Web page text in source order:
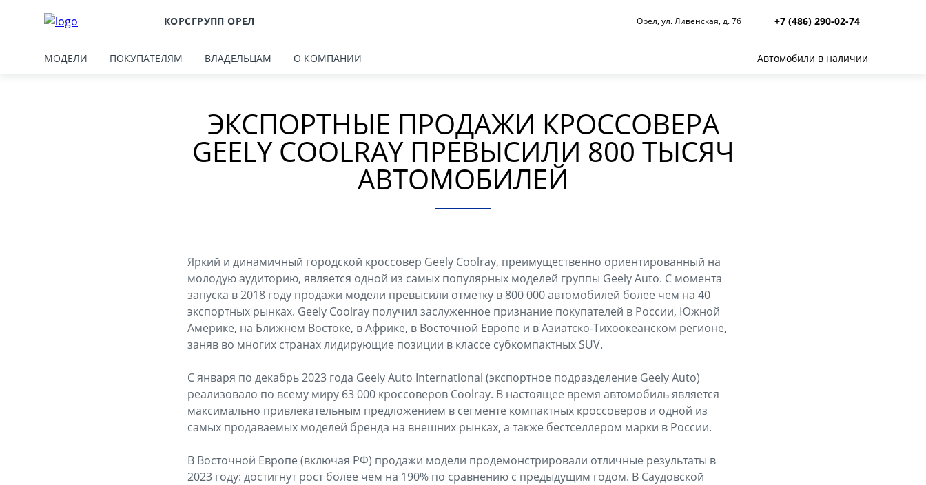
КОРСГРУПП ОРЕЛ Орел, ул. Ливенская, д. 76 +7 (486) 290-02-74
МОДЕЛИ ПОКУПАТЕЛЯМ ВЛАДЕЛЬЦАМ О КОМПАНИИ Автомобили в наличии
ЭКСПОРТНЫЕ ПРОДАЖИ КРОССОВЕРА
GEELY COOLRAY ПРЕВЫСИЛИ 800 ТЫСЯЧ
АВТОМОБИЛЕЙ
Яркий и динамичный городской кроссовер Geely Coolray, преимущественно ориентированный на
молодую аудиторию, является одной из самых популярных моделей группы Geely Auto. С момента
запуска в 2018 году продажи модели превысили отметку в 800 000 автомобилей более чем на 40
экспортных рынках. Geely Coolray получил заслуженное признание покупателей в России, Южной
Америке, на Ближнем Востоке, в Африке, в Восточной Европе и в Азиатско-Тихоокеанском регионе,
заняв во многих странах лидирующие позиции в классе субкомпактных SUV.
С января по декабрь 2023 года Geely Auto International (экспортное подразделение Geely Auto)
реализовало по всему миру 63 000 кроссоверов Coolray. В настоящее время автомобиль является
максимально привлекательным предложением в сегменте компактных кроссоверов и одной из
самых продаваемых моделей бренда на внешних рынках, а также бестселлером марки в России.
В Восточной Европе (включая РФ) продажи модели продемонстрировали отличные результаты в
2023 году: достигнут рост более чем на 190% по сравнению с предыдущим годом. В Саудовской